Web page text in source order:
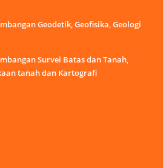
Geodetik, Geofisika, Geologi
Survei Batas dan Tanah,
tanah dan Kartografi